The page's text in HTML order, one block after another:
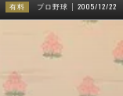
有料 プロ野球 2005/12/22